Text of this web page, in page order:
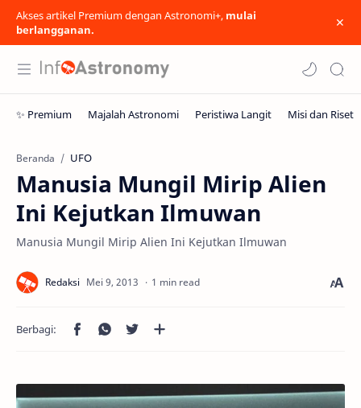
Akses artikel Premium dengan Astronomi+, mulai
berlangganan.
Beranda UFO
Manusia Mungil Mirip Alien
Ini Kejutkan Ilmuwan
Manusia Mungil Mirip Alien Ini Kejutkan Ilmuwan
1 min read